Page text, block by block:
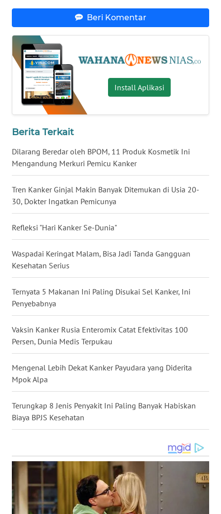
Beri Komentar
Install Aplikasi
Berita Terkait
Dilarang Beredar oleh BPOM, 11 Produk Kosmetik Ini
Mengandung Merkuri Pemicu Kanker
Tren Kanker Ginjal Makin Banyak Ditemukan di Usia 20-
30, Dokter Ingatkan Pemicunya
Refleksi "Hari Kanker Se-Dunia"
Waspadai Keringat Malam, Bisa Jadi Tanda Gangguan
Kesehatan Serius
Ternyata 5 Makanan Ini Paling Disukai Sel Kanker, Ini
Penyebabnya
Vaksin Kanker Rusia Enteromix Catat Efektivitas 100
Persen, Dunia Medis Terpukau
Mengenal Lebih Dekat Kanker Payudara yang Diderita
Mpok Alpa
Terungkap 8 Jenis Penyakit Ini Paling Banyak Habiskan
Biaya BPJS Kesehatan
BENGKULU
WN
LAMPUNG
WN
JATENG
WN
NUSANTARA
JOGJA
JATIM
WN
BALI
WN
KALBAR
WN
KALTENG
WN
KALSEL
KALTIM
WN
GORONTALO
WN